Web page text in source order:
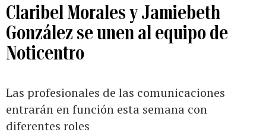
Claribel Morales y Jamiebeth
González se unen al equipo de
Noticentro
Las profesionales de las comunicaciones
entrarán en función esta semana con
diferentes roles